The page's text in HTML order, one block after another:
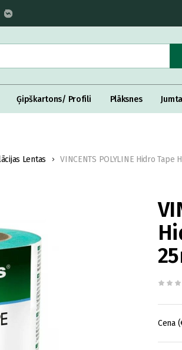
Ģipškartons/ Profili Plāksnes
Lentas VINCENTS POLYLINE Hidro Tape
Cena